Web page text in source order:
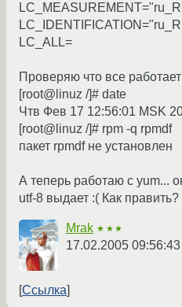
LC_ALL=
Проверяю что все
[root@linuz /]# date
Чтв Фев 17 12:56:01 MSK
[root@linuz /]# rpm -q rpmdf
пакет rpmdf не установлен
А теперь работаю с yum...
utf-8 выдает :( Как править?
Mrak ★★★
17.02.2005
Ссылка